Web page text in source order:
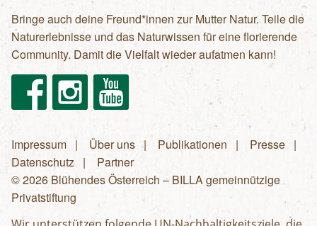
Bringe auch deine Freund*innen zur Mutter Natur. Teile die
Naturerlebnisse und das Naturwissen für eine florierende
Community. Damit die Vielfalt wieder aufatmen kann!
FacebookInstagram Youtube
Fußzeilenmenü
Impressum Über uns Publikationen
Presse
Datenschutz
Partner
© 2026 Blühendes Österreich – BILLA gemeinnützige
Privatstiftung